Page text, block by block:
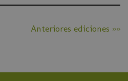
Anteriores ediciones »»